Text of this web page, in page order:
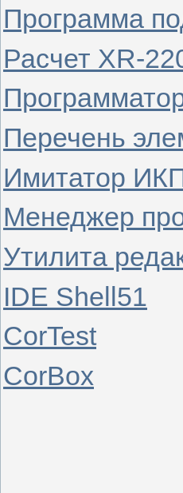
Программа
Расчет XR-
Перечень
Имитатор
Менеджер
Утилита
IDE Shell51
CorTest
CorBox